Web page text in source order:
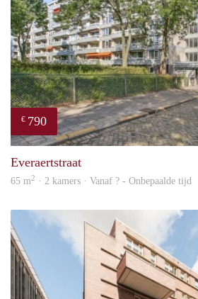
€ 790
Everaertstraat
65 m2 · 2 kamers · Vanaf ? - Onbepaalde tijd